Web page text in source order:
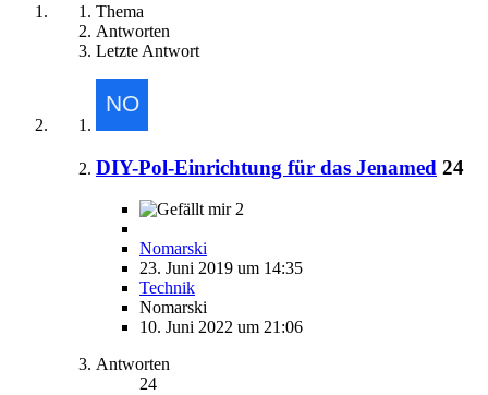
Thema
Antworten
Letzte Antwort
DIY-Pol-Einrichtung für das Jenamed 24
2
Nomarski
23. Juni 2019 um 14:35
Technik
Nomarski
10. Juni 2022 um 21:06
Antworten
24